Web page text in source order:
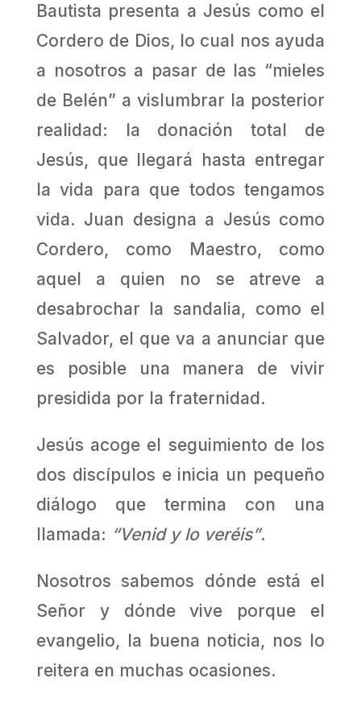
Bautista presenta a Jesús como el
Cordero de Dios, lo cual nos ayuda
a nosotros a pasar de las “mieles
de Belén” a vislumbrar la posterior
realidad: la donación total de
Jesús, que llegará hasta entregar
la vida para que todos tengamos
vida. Juan designa a Jesús como
Cordero, como Maestro, como
aquel a quien no se atreve a
desabrochar la sandalia, como el
Salvador, el que va a anunciar que
es posible una manera de vivir
presidida por la fraternidad.
Jesús acoge el seguimiento de los
dos discípulos e inicia un pequeño
diálogo que termina con una
llamada: “Venid y lo veréis”.
Nosotros sabemos dónde está el
Señor y dónde vive porque el
evangelio, la buena noticia, nos lo
reitera en muchas ocasiones.